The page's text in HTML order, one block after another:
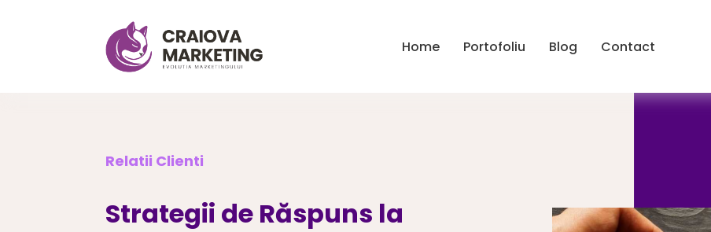
Home Portofoliu Blog Contact
Relatii Clienti
Strategii de Răspuns la